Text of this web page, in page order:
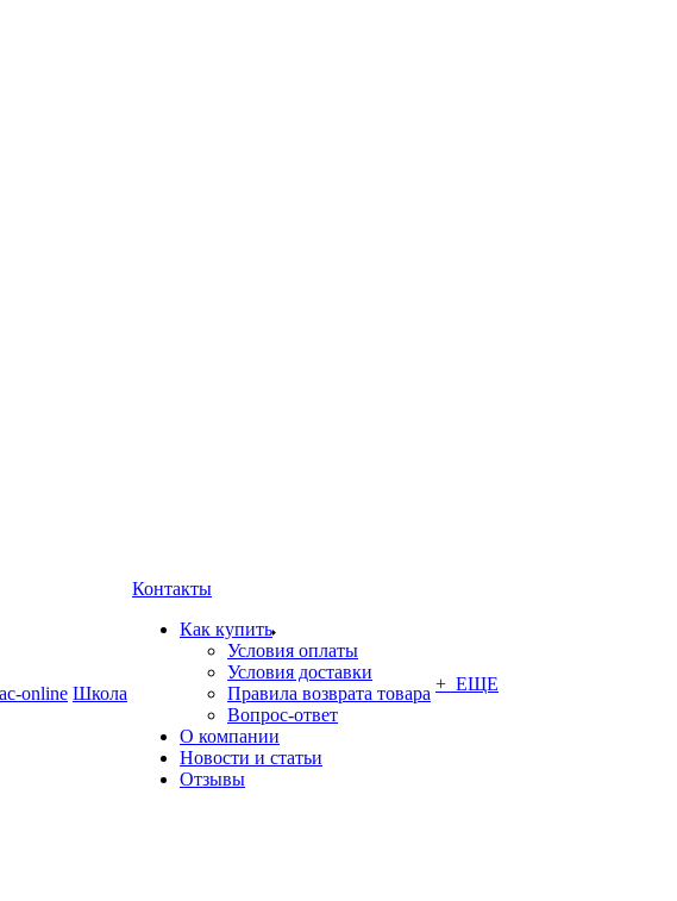
online Школа
Контакты
Как купить
Условия оплаты
Условия доставки
Правила возврата товара
Вопрос-ответ
О компании
Новости и статьи
Отзывы
+ ЕЩЕ